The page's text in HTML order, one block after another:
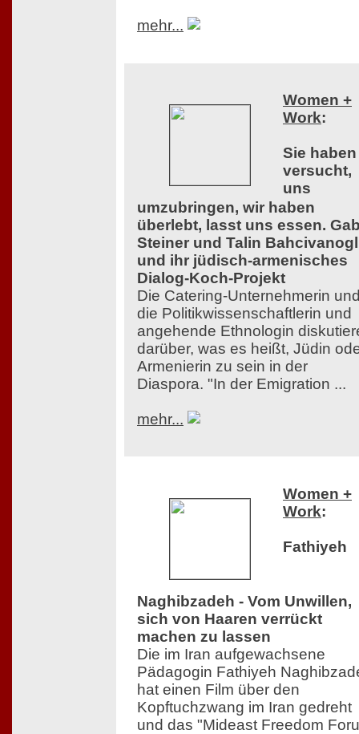
mehr...
Women +
Work:
Sie haben
versucht,
uns
umzubringen, wir haben
überlebt, lasst uns essen.
Steiner und Talin
und ihr jüdisch-armenisches
Dialog-Koch-Projekt
Die Catering-Unternehmerin
die Politikwissenschaftlerin und
angehende Ethnologin
darüber, was es heißt, Jüdin
Armenierin zu sein in der
Diaspora. "In der Emigration ...
mehr...
Women +
Work:
Fathiyeh
Naghibzadeh - Vom Unwillen,
sich von Haaren verrückt
machen zu lassen
Die im Iran aufgewachsene
Pädagogin Fathiyeh
hat einen Film über den
Kopftuchzwang im Iran gedreht
und das "Mideast Freedom